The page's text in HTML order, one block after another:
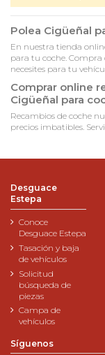
Polea Cigüeñal
En nuestra tienda
para tu coche.
necesites para tu
Comprar online
Cigüeñal para
Recambios de coche
precios imbatibles.
Desguace
Estepa
Conoce
Desguace Estepa
Tasación y baja
de vehículos
Solicitud
búsqueda de
piezas
Campa de
vehículos
Síguenos